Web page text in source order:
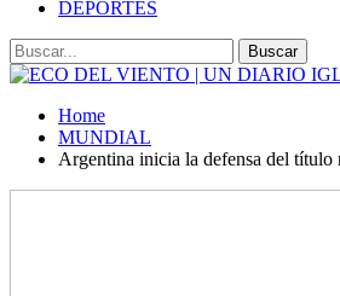
DEPORTES
Home
MUNDIAL
Argentina inicia la defensa del título